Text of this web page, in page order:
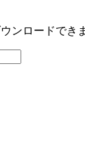
ンロードでき